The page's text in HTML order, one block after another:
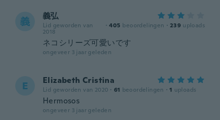
義 義弘
Lid geworden van
2018
· 405 beoordelingen · 239 uploads
ネコシリーズ可愛いです
ongeveer 3 jaar geleden
E Elizabeth Cristina
Lid geworden van 2020 · 61 beoordelingen · 1 uploads
Hermosos
ongeveer 3 jaar geleden